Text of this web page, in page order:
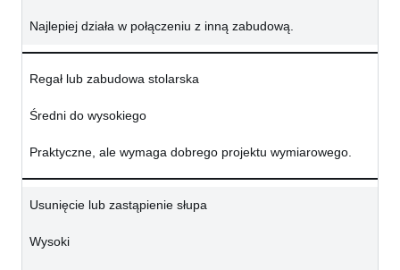
Najlepiej działa w połączeniu z inną zabudową.
Regał lub zabudowa stolarska
Średni do wysokiego
Praktyczne, ale wymaga dobrego projektu wymiarowego.
Usunięcie lub zastąpienie słupa
Wysoki